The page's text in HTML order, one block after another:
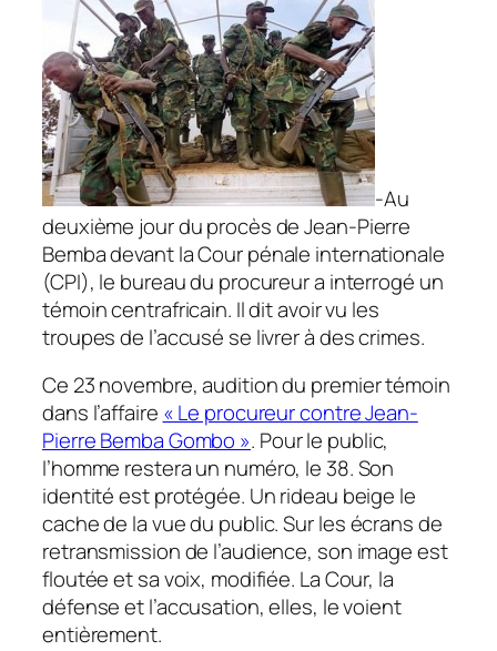
-Au
deuxième jour du procès de Jean-Pierre
Bemba devant la Cour pénale internationale
(CPI), le bureau du procureur a interrogé un
témoin centrafricain. Il dit avoir vu les
troupes de l’accusé se livrer à des crimes.
Ce 23 novembre, audition du premier témoin
dans l’affaire « Le procureur contre Jean-
Pierre Bemba Gombo ». Pour le public,
l’homme restera un numéro, le 38. Son
identité est protégée. Un rideau beige le
cache de la vue du public.Sur les écrans de
retransmission de l’audience, son image est
floutée et sa voix, modifiée. La Cour, la
défense et l’accusation, elles, le voient
entièrement.